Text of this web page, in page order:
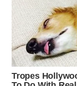
WN
PRIANGAN
TIMUR
WN